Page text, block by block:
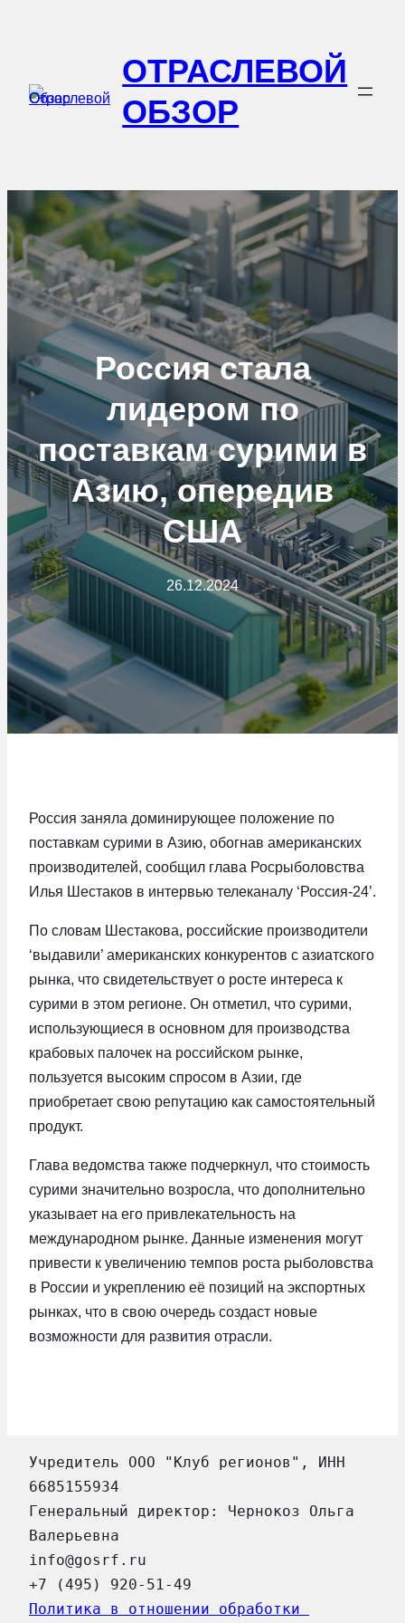
ОТРАСЛЕВОЙ
ОБЗОР
Россия стала
лидером по
поставкам сурими в
Азию, опередив
США
26.12.2024
Россия заняла доминирующее положение по
поставкам сурими в Азию, обогнав американских
производителей, сообщил глава Росрыболовства
Илья Шестаков в интервью телеканалу ‘Россия-24’.
По словам Шестакова, российские производители
‘выдавили’ американских конкурентов с азиатского
рынка, что свидетельствует о росте интереса к
сурими в этом регионе. Он отметил, что сурими,
использующиеся в основном для производства
крабовых палочек на российском рынке,
пользуется высоким спросом в Азии, где
приобретает свою репутацию как самостоятельный
продукт.
Глава ведомства также подчеркнул, что стоимость
сурими значительно возросла, что дополнительно
указывает на его привлекательность на
международном рынке. Данные изменения могут
привести к увеличению темпов роста рыболовства
в России и укреплению её позиций на экспортных
рынках, что в свою очередь создаст новые
возможности для развития отрасли.
Учредитель ООО "Клуб регионов", ИНН
6685155934
Генеральный директор: Чернокоз Ольга
Валерьевна
info@gosrf.ru
+7 (495) 920-51-49
Политика в отношении обработки